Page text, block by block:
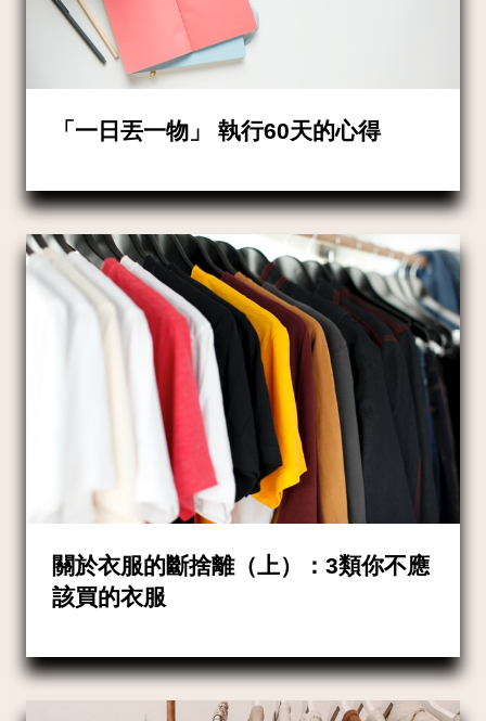
「一日丟一物」 執行60天的心得
關於衣服的斷捨離（上）：3類你不應
該買的衣服